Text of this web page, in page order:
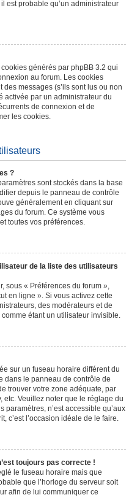
est probable qu’un administrateur
générés par phpBB 3.2 qui
au forum. Les cookies
messages (s’ils sont lus ou non
activée par un administrateur du
de connexion et de
les cookies.
?
sont stockés dans la base
depuis le panneau de contrôle
généralement en cliquant sur
du forum. Ce système vous
toutes vos préférences.
de la liste des utilisateurs
sous « Préférences du forum »,
en ligne ». Si vous activez cette
des modérateurs et de
étant un utilisateur invisible.
sur un fuseau horaire différent du
dans le panneau de contrôle de
trouver votre zone adéquate, par
etc. Veuillez noter que le réglage du
n’est accessible qu’aux
c’est l’occasion idéale de le faire.
toujours pas correcte !
le fuseau horaire mais que
que l’horloge du serveur soit
afin de lui communiquer ce